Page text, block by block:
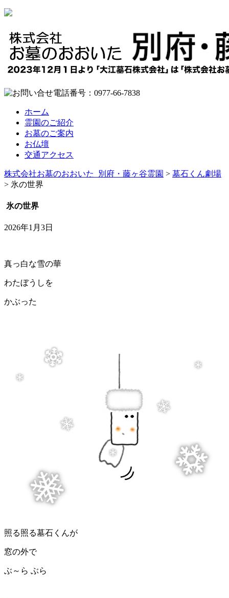
ホーム
霊園のご紹介
お墓のご案内
お仏壇
交通アクセス
株式会社お墓のおおいた_別府・藤ヶ谷霊園 > 墓石くん劇場
> 氷の世界
氷の世界
2026年1月3日
真っ白な雪の華
わたぼうしを
かぶった
照る照る墓石くんが
窓の外で
ぶ～ら ぶら